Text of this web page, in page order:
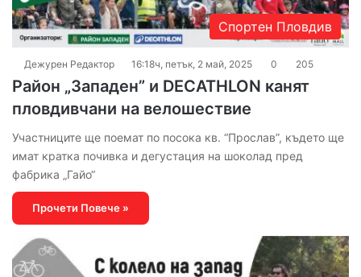
Спортен Пловдив
Дежурен Редактор 16:18ч, петък, 2 май, 2025 0 205
Район „Западен” и DECATHLON канят
пловдивчани на велошествие
Участниците ще поемат по посока кв. “Прослав”, където ще
имат кратка почивка и дегустация на шоколад пред
фабрика „Гайо“
Прочети Повече »